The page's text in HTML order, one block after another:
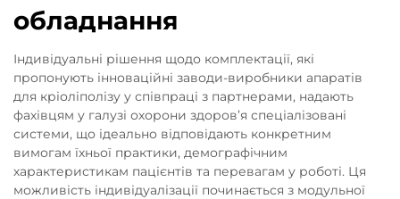
обладнання
Індивідуальні рішення щодо комплектації, які
пропонують інноваційні заводи-виробники апаратів
для кріоліполізу у співпраці з партнерами, надають
фахівцям у галузі охорони здоров’я спеціалізовані
системи, що ідеально відповідають конкретним
вимогам їхньої практики, демографічним
характеристикам пацієнтів та перевагам у роботі. Ця
можливість індивідуалізації починається з модульної